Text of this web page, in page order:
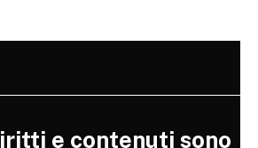
e contenuti sono